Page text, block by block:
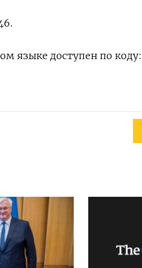
языке доступен по